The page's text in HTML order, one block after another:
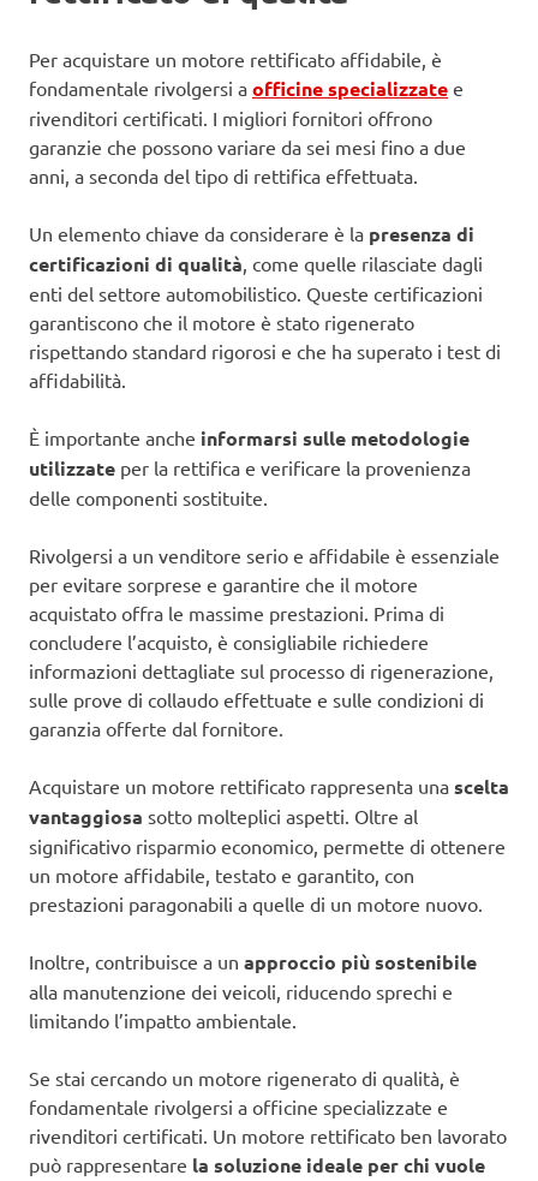
Per acquistare un motore rettificato affidabile, è
fondamentale rivolgersi a officine specializzate e
rivenditori certificati. I migliori fornitori offrono
garanzie che possono variare da sei mesi fino a due
anni, a seconda del tipo di rettifica effettuata.
Un elemento chiave da considerare è la presenza di
certificazioni di qualità, come quelle rilasciate dagli
enti del settore automobilistico. Queste certificazioni
garantiscono che il motore è stato rigenerato
rispettando standard rigorosi e che ha superato i test di
affidabilità.
È importante anche informarsi sulle metodologie
utilizzate per la rettifica e verificare la provenienza
delle componenti sostituite.
Rivolgersi a un venditore serio e affidabile è essenziale
per evitare sorprese e garantire che il motore
acquistato offra le massime prestazioni. Prima di
concludere l’acquisto, è consigliabile richiedere
informazioni dettagliate sul processo di rigenerazione,
sulle prove di collaudo effettuate e sulle condizioni di
garanzia offerte dal fornitore.
Acquistare un motore rettificato rappresenta una scelta
vantaggiosa sotto molteplici aspetti. Oltre al
significativo risparmio economico, permette di ottenere
un motore affidabile, testato e garantito, con
prestazioni paragonabili a quelle di un motore nuovo.
Inoltre, contribuisce a un approccio più sostenibile
alla manutenzione dei veicoli, riducendo sprechi e
limitando l’impatto ambientale.
Se stai cercando un motore rigenerato di qualità, è
fondamentale rivolgersi a officine specializzate e
rivenditori certificati. Un motore rettificato ben lavorato
può rappresentare la soluzione ideale per chi vuole